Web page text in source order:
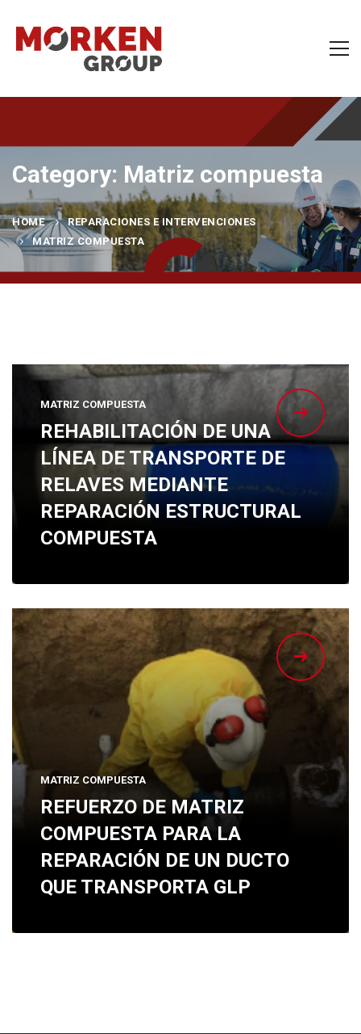
Category: Matriz compuesta
HOME
REPARACIONES E INTERVENCIONES
MATRIZ COMPUESTA
MATRIZ COMPUESTA
REHABILITACIÓN DE UNA
LÍNEA DE TRANSPORTE DE
RELAVES MEDIANTE
REPARACIÓN ESTRUCTURAL
COMPUESTA
MATRIZ COMPUESTA
REFUERZO DE MATRIZ
COMPUESTA PARA LA
REPARACIÓN DE UN DUCTO
QUE TRANSPORTA GLP